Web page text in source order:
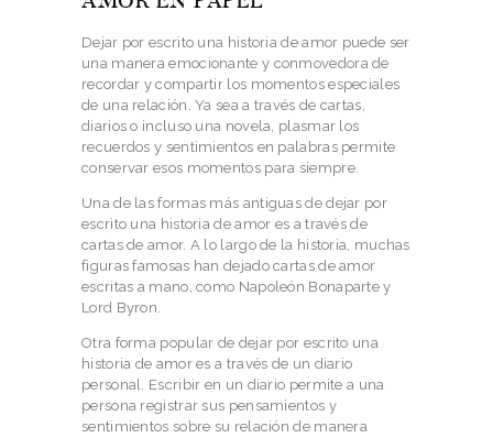
Dejar por escrito una historia de amor puede ser
una manera emocionante y conmovedora de
recordar y compartir los momentos especiales
de una relación. Ya sea a través de cartas,
diarios o incluso una novela, plasmar los
recuerdos y sentimientos en palabras permite
conservar esos momentos para siempre.
Una de las formas más antiguas de dejar por
escrito una historia de amor es a través de
cartas de amor. A lo largo de la historia, muchas
figuras famosas han dejado cartas de amor
escritas a mano, como Napoleón Bonaparte y
Lord Byron.
Otra forma popular de dejar por escrito una
historia de amor es a través de un diario
personal. Escribir en un diario permite a una
persona registrar sus pensamientos y
sentimientos sobre su relación de manera